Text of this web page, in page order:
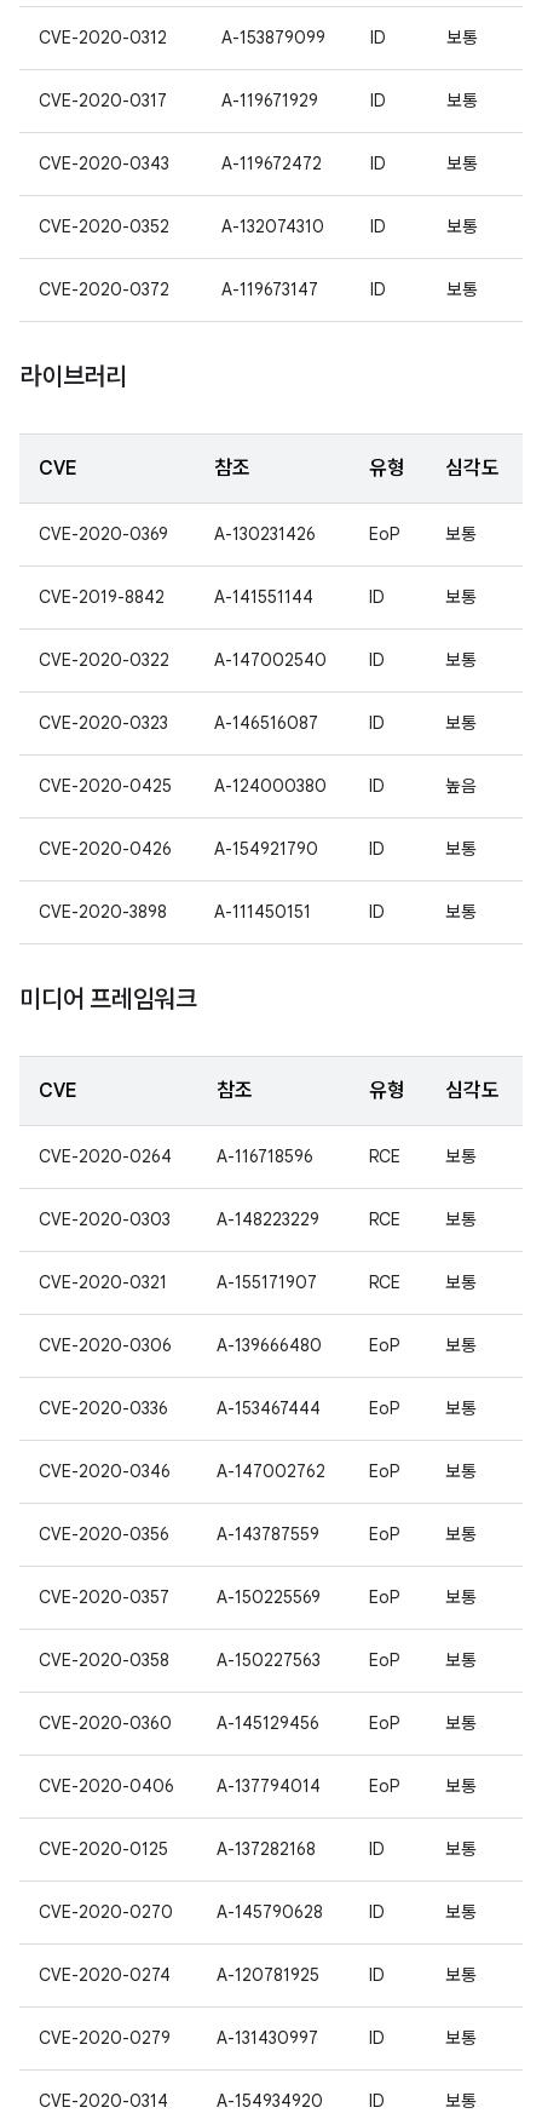
CVE-2020-0312 A-153879099 ID 보통
CVE-2020-0317 A-119671929 ID 보통
CVE-2020-0343 A-119672472 ID 보통
CVE-2020-0352 A-132074310 ID 보통
CVE-2020-0372 A-119673147 ID 보통
라이브러리
CVE 참조 유형 심각도
CVE-2020-0369 A-130231426 EoP 보통
CVE-2019-8842 A-141551144 ID 보통
CVE-2020-0322 A-147002540 ID 보통
CVE-2020-0323 A-146516087 ID 보통
CVE-2020-0425 A-124000380 ID 높음
CVE-2020-0426 A-154921790 ID 보통
CVE-2020-3898 A-111450151 ID 보통
미디어 프레임워크
CVE 참조 유형 심각도
CVE-2020-0264 A-116718596 RCE 보통
CVE-2020-0303 A-148223229 RCE 보통
CVE-2020-0321 A-155171907 RCE 보통
CVE-2020-0306 A-139666480 EoP 보통
CVE-2020-0336 A-153467444 EoP 보통
CVE-2020-0346 A-147002762 EoP 보통
CVE-2020-0356 A-143787559 EoP 보통
CVE-2020-0357 A-150225569 EoP 보통
CVE-2020-0358 A-150227563 EoP 보통
CVE-2020-0360 A-145129456 EoP 보통
CVE-2020-0406 A-137794014 EoP 보통
CVE-2020-0125 A-137282168 ID 보통
CVE-2020-0270 A-145790628 ID 보통
CVE-2020-0274 A-120781925 ID 보통
CVE-2020-0279 A-131430997 ID 보통
CVE-2020-0314 A-154934920 ID 보통